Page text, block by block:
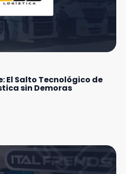
El Salto Tecnológico de
sin Demoras